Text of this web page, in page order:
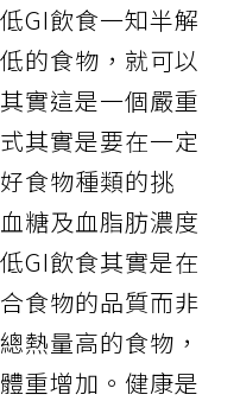
GI飲食一知半解
的食物，就可以
實這是一個嚴重
其實是要在一定
食物種類的挑
糖及血脂肪濃度
GI飲食其實是在
食物的品質而非
熱量高的食物，
重增加。健康是